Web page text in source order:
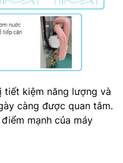
tiết kiệm năng lượng và
càng được quan tâm.
mạnh của máy